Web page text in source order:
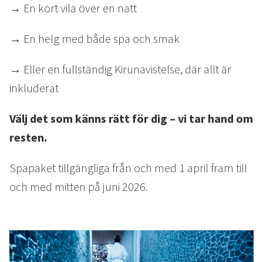
Catering
Skräddarsydda program
WELLNESS
GRUPPAKTIVITETER
MILJÖ & HÅLLBARHET
→ En kort vila över en natt
→ En helg med både spa och smak
→ Eller en fullständig Kirunavistelse, där allt är
inkluderat
Välj det som känns rätt för dig – vi tar hand om
resten.
Spapaket tillgängliga från och med 1 april fram till
och med mitten på juni 2026.